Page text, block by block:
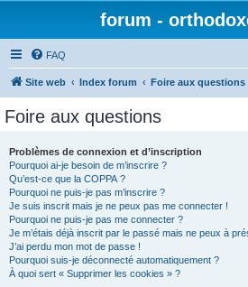
forum -
FAQ
Site web Index forum Foire aux questions
Foire aux questions
Problèmes de connexion et d’inscription
Pourquoi ai-je besoin de m’inscrire ?
Qu’est-ce que la COPPA ?
Pourquoi ne puis-je pas m’inscrire ?
Je suis inscrit mais je ne peux pas me connecter !
Pourquoi ne puis-je pas me connecter ?
Je m’étais déjà inscrit par le passé mais ne peux à
J’ai perdu mon mot de passe !
Pourquoi suis-je déconnecté automatiquement ?
À quoi sert « Supprimer les cookies » ?